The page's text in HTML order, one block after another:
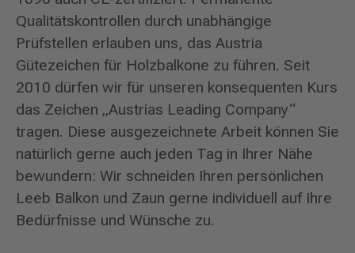
Qualitätskontrollen durch unabhängige
Prüfstellen erlauben uns, das Austria
Gütezeichen für Holzbalkone zu führen. Seit
2010 dürfen wir für unseren konsequenten Kurs
das Zeichen „Austrias Leading Company“
tragen. Diese ausgezeichnete Arbeit können Sie
natürlich gerne auch jeden Tag in Ihrer Nähe
bewundern: Wir schneiden Ihren persönlichen
Leeb Balkon und Zaun gerne individuell auf Ihre
Bedürfnisse und Wünsche zu.